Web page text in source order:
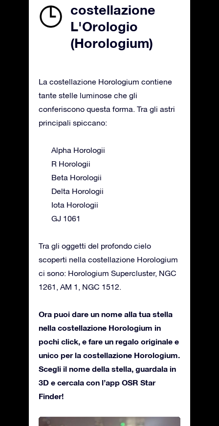
costellazione
L'Orologio
(Horologium)
La costellazione Horologium contiene
tante stelle luminose che gli
conferiscono questa forma. Tra gli astri
principali spiccano:
Alpha Horologii
R Horologii
Beta Horologii
Delta Horologii
Iota Horologii
GJ 1061
Tra gli oggetti del profondo cielo
scoperti nella costellazione Horologium
ci sono: Horologium Supercluster, NGC
1261, AM 1, NGC 1512.
Ora puoi dare un nome alla tua stella
nella costellazione Horologium in
pochi click, e fare un regalo originale e
unico per la costellazione Horologium.
Scegli il nome della stella, guardala in
3D e cercala con l’app OSR Star
Finder!